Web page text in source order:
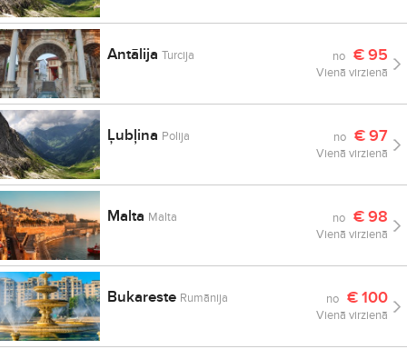
AntālijaTurcija no €95
Vienā virzienā
Ļubļina Polija no €97
Vienā virzienā
Malta Malta no €98
Vienā virzienā
Bukareste Rumānija no €100
Vienā virzienā